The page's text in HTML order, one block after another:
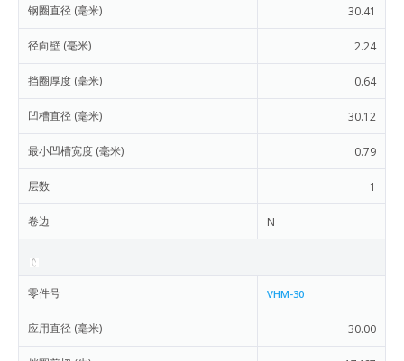
钢圈直径 (毫米) 30.41
径向壁 (毫米) 2.24
挡圈厚度 (毫米) 0.64
凹槽直径 (毫米) 30.12
最小凹槽宽度 (毫米) 0.79
层数 1
卷边 N
零件号 VHM-30
应用直径 (毫米) 30.00